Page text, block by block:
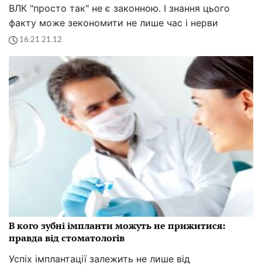
ВЛК "просто так" не є законною. І знання цього
факту може зекономити не лише час і нерви
16:21 21.12
В кого зубні імпланти можуть не прижитися:
правда від стоматологів
Успіх імплантації залежить не лише від